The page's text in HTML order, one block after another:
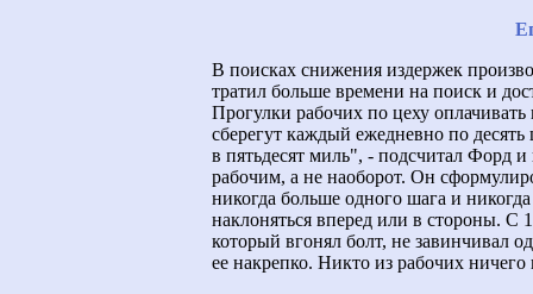
В поисках снижения издержек
тратил больше времени на поиск и
Прогулки рабочих по цеху
сберегут каждый ежедневно по
в пятьдесят миль", - подсчитал Форд и
рабочим, а не наоборот. Он
никогда больше одного шага и
наклоняться вперед или в стороны. С
который вгонял болт, не завинчивал
ее накрепко. Никто из рабочих